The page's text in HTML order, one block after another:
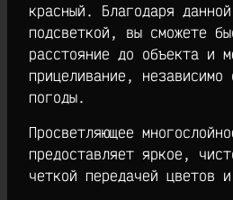
красный. Благодаря
подсветкой, вы сможете
расстояние до объекта и
прицеливание,
погоды.
Просветляющее
предоставляет яркое,
четкой передачей цветов